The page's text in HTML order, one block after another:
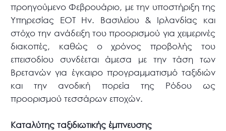
προηγούμενο Φεβρουάριο, με την υποστήριξη της
Υπηρεσίας ΕΟΤ Ην. Βασιλείου & Ιρλανδίας και
στόχο την ανάδειξη του προορισμού για χειμερινές
διακοπές, καθώς ο χρόνος προβολής του
επεισοδίου συνδέεται άμεσα με την τάση των
Βρετανών για έγκαιρο προγραμματισμό ταξιδιών
και την ανοδική πορεία της Ρόδου ως
προορισμού τεσσάρων εποχών.
Καταλύτης ταξιδιωτικής έμπνευσης